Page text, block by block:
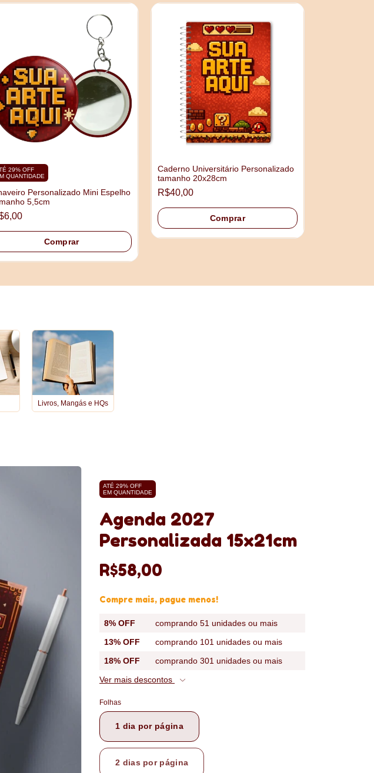
29% OFF
QUANTIDADE
Personalizado Mini Espelho
5,5cm
Comprar
Caderno Universitário Personalizado
tamanho 20x28cm
R$40,00
Comprar
Livros, Mangás e HQs
ATÉ 29% OFF
EM QUANTIDADE
Agenda 2027
Personalizada 15x21cm
R$58,00
Compre mais, pague menos!
8% OFF
comprando 51 unidades ou mais
13% OFF
comprando 101 unidades ou mais
18% OFF
comprando 301 unidades ou mais
Ver mais descontos
Folhas
1 dia por página
2 dias por página